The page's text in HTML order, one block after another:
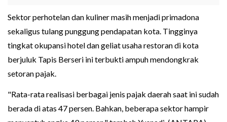
Sektor perhotelan dan kuliner masih menjadi primadona
sekaligus tulang punggung pendapatan kota. Tingginya
tingkat okupansi hotel dan geliat usaha restoran di kota
berjuluk Tapis Berseri ini terbukti ampuh mendongkrak
setoran pajak.
"Rata-rata realisasi berbagai jenis pajak daerah saat ini sudah
berada di atas 47 persen. Bahkan, beberapa sektor hampir